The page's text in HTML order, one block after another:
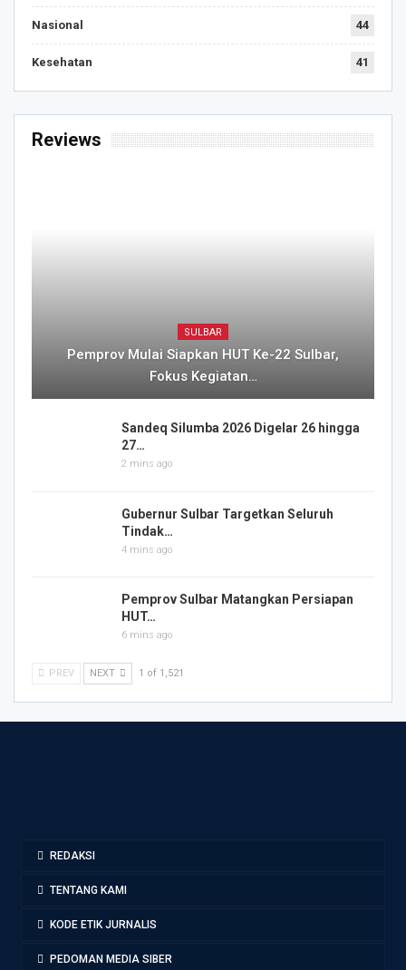
Nasional 44
Kesehatan 41
Reviews
SULBAR
Pemprov Mulai Siapkan HUT Ke-22 Sulbar,
Fokus Kegiatan…
Sandeq Silumba 2026 Digelar 26 hingga
27…
2 mins ago
Gubernur Sulbar Targetkan Seluruh
Tindak…
4 mins ago
Pemprov Sulbar Matangkan Persiapan
HUT…
6 mins ago
PREV NEXT 1 of 1,521
REDAKSI
TENTANG KAMI
KODE ETIK JURNALIS
PEDOMAN MEDIA SIBER